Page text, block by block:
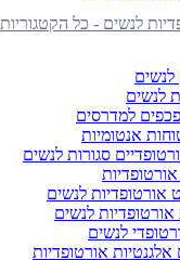
לנשים - כל הקטגוריות
לנשים
לנשים
למדרסים
אנטומיות
סגורות לנשים
אורטופדיות לנשים
אורטופדיות לנשים
לנשים
אלגנטיות אורטופדיות